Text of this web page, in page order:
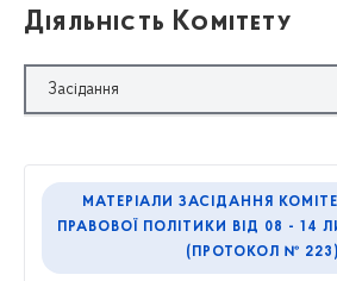
Діяльність Комітету
Засідання
МАТЕРІАЛИ ЗАСІДАННЯ
ПРАВОВОЇ ПОЛІТИКИ ВІД 08 - 14
(ПРОТОКОЛ № 223)